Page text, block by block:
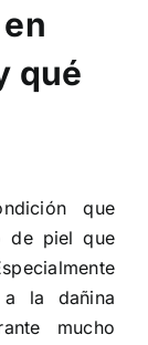
qué
que
de piel que
a la dañina
mucho